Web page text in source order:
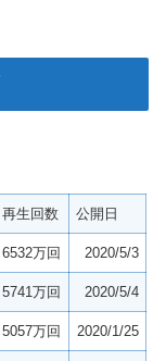
再生回数 公開日
6532万回 2020/5/3
5741万回 2020/5/4
5057万回 2020/1/25